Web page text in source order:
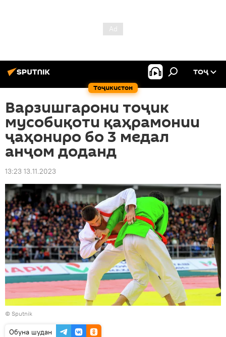
Тоҷикистон
ТОҶ
Варзишгарони тоҷик
мусобиқоти қаҳрамонии
ҷаҳониро бо 3 медал
анҷом доданд
13:23 13.11.2023
© Sputnik
Обуна шудан